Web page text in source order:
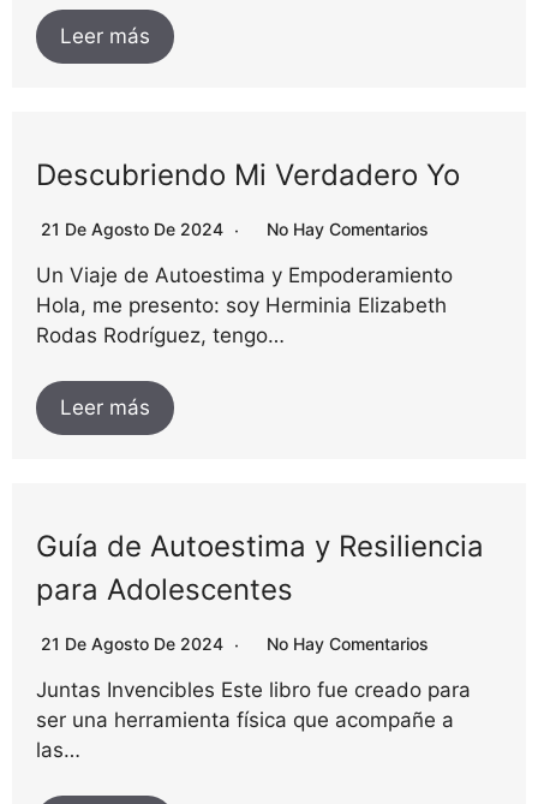
Leer más
Descubriendo Mi Verdadero Yo
21 De Agosto De 2024 No Hay Comentarios
Un Viaje de Autoestima y Empoderamiento
Hola, me presento: soy Herminia Elizabeth
Rodas Rodríguez, tengo…
Leer más
Guía de Autoestima y Resiliencia
para Adolescentes
21 De Agosto De 2024 No Hay Comentarios
Juntas Invencibles Este libro fue creado para
ser una herramienta física que acompañe a
las…